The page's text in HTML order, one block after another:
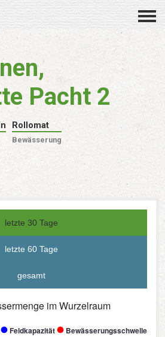
Pacht 2
Rollomat
Bewässerung
letzte 30 Tage
letzte 60 Tage
gesamt